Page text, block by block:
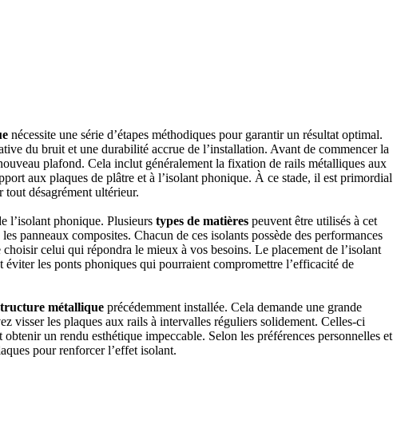
nécessite une série d’étapes méthodiques pour garantir un résultat optimal.
du bruit et une durabilité accrue de l’installation. Avant de commencer la
plafond. Cela inclut généralement la fixation de rails métalliques aux
aux plaques de plâtre et à l’isolant phonique. À ce stade, il est primordial
désagrément ultérieur.
l’isolant phonique. Plusieurs types de matières peuvent être utilisés à cet
panneaux composites. Chacun de ces isolants possède des performances
celui qui répondra le mieux à vos besoins. Le placement de l’isolant
les ponts phoniques qui pourraient compromettre l’efficacité de
métallique précédemment installée. Cela demande une grande
visser les plaques aux rails à intervalles réguliers solidement. Celles-ci
un rendu esthétique impeccable. Selon les préférences personnelles et
pour renforcer l’effet isolant.